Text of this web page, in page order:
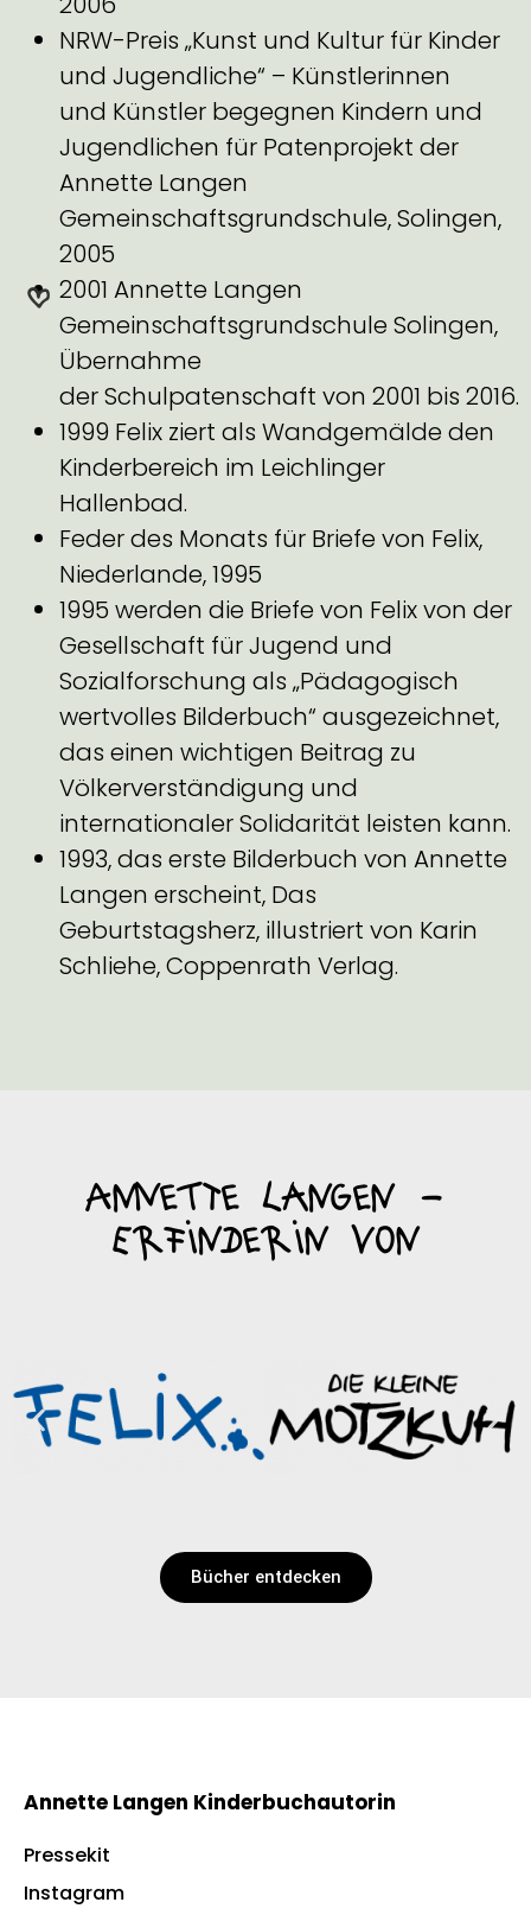
NRW-Preis „Kunst und Kultur für Kinder
und Jugendliche“ – Künstlerinnen
und Künstler begegnen Kindern und
Jugendlichen für Patenprojekt der
Annette Langen
Gemeinschaftsgrundschule, Solingen,
2005
2001 Annette Langen
Gemeinschaftsgrundschule Solingen,
Übernahme
der Schulpatenschaft von 2001 bis 2016.
1999 Felix ziert als Wandgemälde den
Kinderbereich im Leichlinger
Hallenbad.
Feder des Monats für Briefe von Felix,
Niederlande, 1995
1995 werden die Briefe von Felix von der
Gesellschaft für Jugend und
Sozialforschung als „Pädagogisch
wertvolles Bilderbuch“ ausgezeichnet,
das einen wichtigen Beitrag zu
Völkerverständigung und
internationaler Solidarität leisten kann.
1993, das erste Bilderbuch von Annette
Langen erscheint, Das
Geburtstagsherz, illustriert von Karin
Schliehe, Coppenrath Verlag.
AnNeTte Langen –
Erfinderin von
Bücher entdecken
Annette Langen Kinderbuchautorin
Pressekit
Instagram